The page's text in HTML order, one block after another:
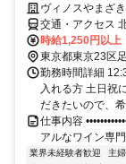
ヴィノスやまざ
交通・アクセス
時給1,250円以上
東京都東京23区
勤務時間詳細
入れる方 土日祝
だきたいので、
仕事内容
アルなワイン専門店
業界未経験者歓迎 主